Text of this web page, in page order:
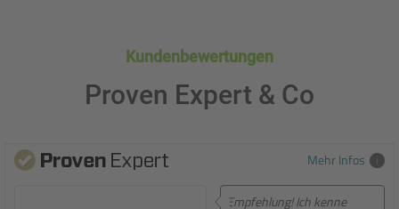
Kundenbewertungen
Proven Expert & Co
Mehr Infos
Empfehlung! Sehr